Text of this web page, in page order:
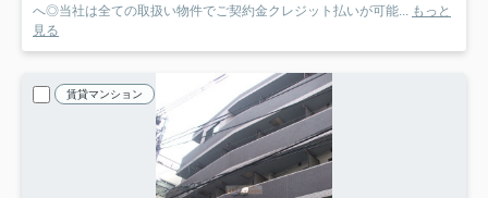
へ◎当社は全ての取扱い物件でご契約金クレジット払いが可能...
もっと
見る
賃貸マンション